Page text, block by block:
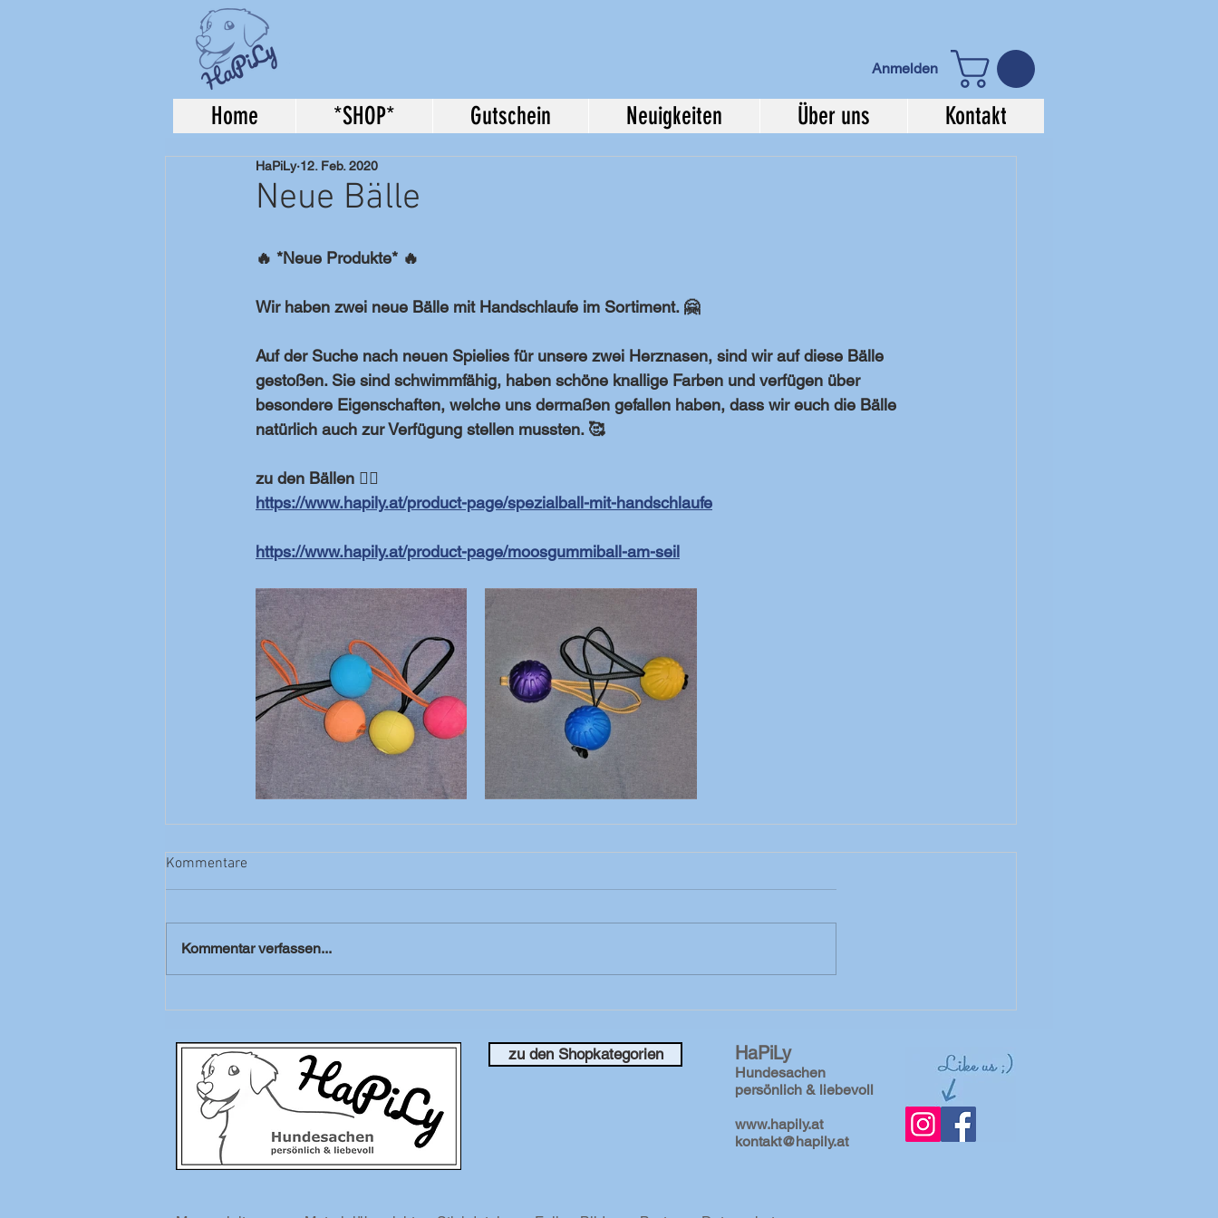
Anmelden
Home *SHOP* Gutschein Neuigkeiten Über uns Kontakt
Neue Bälle
HaPiLy 12. Feb. 2020
🔥 *Neue Produkte* 🔥
Wir haben zwei neue Bälle mit Handschlaufe im Sortiment. 🤗
Auf der Suche nach neuen Spielies für unsere zwei Herznasen, sind wir auf diese Bälle
gestoßen. Sie sind schwimmfähig, haben schöne knallige Farben und verfügen über
besondere Eigenschaften, welche uns dermaßen gefallen haben, dass wir euch die Bälle
natürlich auch zur Verfügung stellen mussten. 🥰
zu den Bällen 🕵️‍♂️
https://www.hapily.at/product-page/spezialball-mit-handschlaufe
https://www.hapily.at/product-page/moosgummiball-am-seil
Kommentare
Kommentar verfassen...
zu den Shopkategorien HaPiLy
Hundesachen
persönlich & liebevoll
www.hapily.at
kontakt@hapily.at